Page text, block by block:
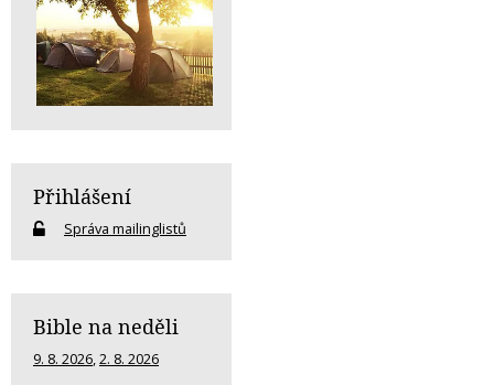
Přihlášení
Správa mailinglistů
Bible na neděli
9. 8. 2026,2. 8. 2026